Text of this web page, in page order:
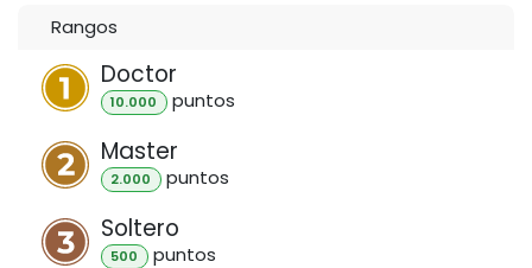
Rangos
Doctor
10.000 puntos
Master
2.000 puntos
Soltero
500 puntos